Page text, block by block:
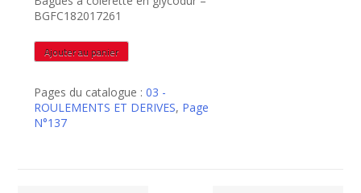
BGFC182017261
quantité
de
Ajouter au panier
Pages du catalogue :03 -
ROULEMENTS ET DERIVES, Page
N°137